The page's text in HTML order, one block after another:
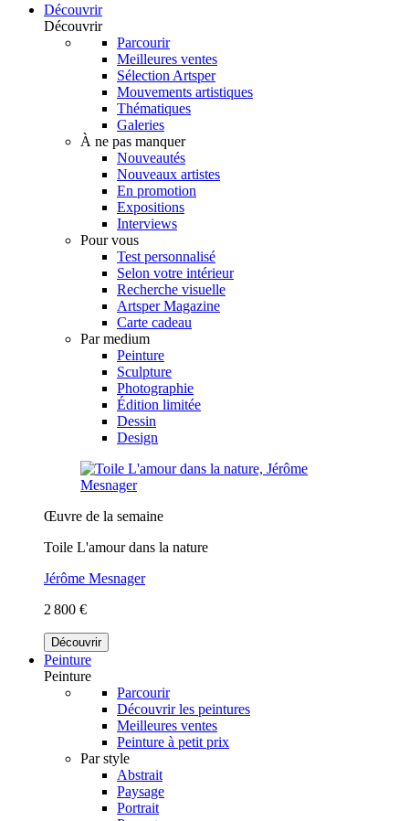
Découvrir
Découvrir
Parcourir
Meilleures ventes
Sélection Artsper
Mouvements artistiques
Thématiques
Galeries
À ne pas manquer
Nouveautés
Nouveaux artistes
En promotion
Expositions
Interviews
Pour vous
Test personnalisé
Selon votre intérieur
Recherche visuelle
Artsper Magazine
Carte cadeau
Par medium
Peinture
Sculpture
Photographie
Édition limitée
Dessin
Design
Œuvre de la semaine
Toile L'amour dans la nature
Jérôme Mesnager
2 800 €
Découvrir
Peinture
Peinture
Parcourir
Découvrir les peintures
Meilleures ventes
Peinture à petit prix
Par style
Abstrait
Paysage
Portrait